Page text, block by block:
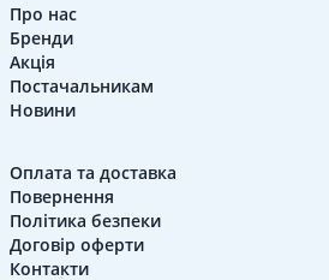
Про нас
Бренди
Акція
Постачальникам
Новини
Оплата та доставка
Повернення
Політика безпеки
Договір оферти
Контакти